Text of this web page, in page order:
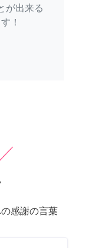
が出来る
！
感謝の言葉